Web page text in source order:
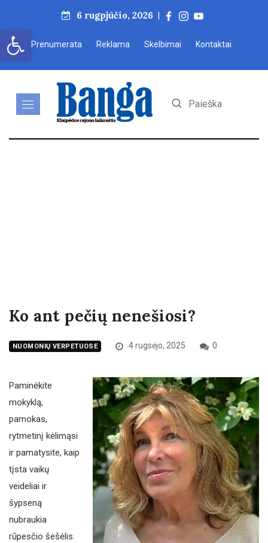
Open toolbar
6 rugpjūčio, 2026 |
Prenumerata Reklama Skelbimai Kontaktai
Ko ant pečių nenešiosi?
NUOMONIŲ VERPETUOSE 4 rugsėjo, 2025 0
Paminėkite
mokyklą,
pamokas,
rytmetinį kėlimąsi
ir pamatysite, kaip
tįsta vaikų
veideliai ir
šypseną
nubraukia
rūpesčio šešėlis.